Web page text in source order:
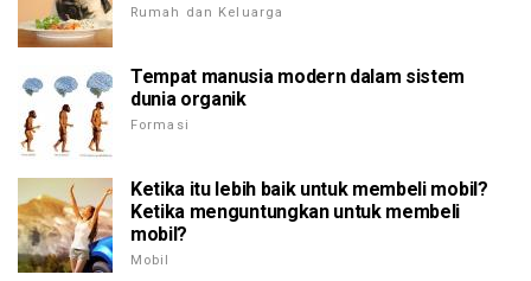
Rumah dan Keluarga
Tempat manusia modern dalam sistem
dunia organik
Formasi
Ketika itu lebih baik untuk membeli mobil?
Ketika menguntungkan untuk membeli
mobil?
Mobil